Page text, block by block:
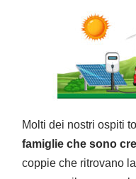
Molti dei nostri ospiti
famiglie che sono
coppie che ritrovano